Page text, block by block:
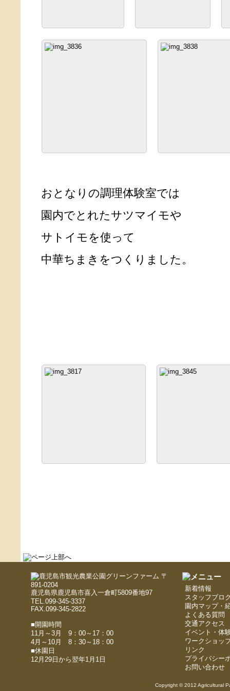
おとなりの調理体験室では
園内でとれたサツマイモや
サトイモを使って
中華ちまきをつくりました。
〒
891-0204
鹿児島県鹿児島市喜入一倉町5809番地97
TEL.099-345-3337
FAX.099-345-2822
■開園時間
11月～3月 9：00～17：00
4月～10月 8：30～18：00
■休園日
12月29日から翌年1月1日
新着情報
スタッフブロ
園内マップ・
よくある質問
交通アクセス
イベント・体
ワークショッ
リンク
プライバシー
お問い合わせ
Copyright © 2012 Agricultural